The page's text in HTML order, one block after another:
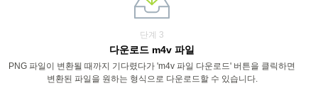
단계 3
다운로드 m4v 파일
PNG 파일이 변환될 때까지 기다렸다가 'm4v 파일 다운로드' 버튼을 클릭하면
변환된 파일을 원하는 형식으로 다운로드할 수 있습니다.